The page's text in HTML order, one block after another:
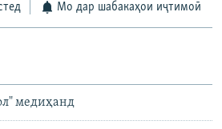
Мо дар шабакаҳои иҷтимоӣ
медиҳанд